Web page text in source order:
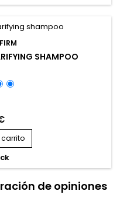
SHAMPOO
de opiniones